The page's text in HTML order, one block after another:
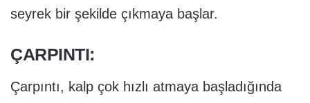
seyrek bir şekilde çıkmaya başlar.
ÇARPINTI:
Çarpıntı, kalp çok hızlı atmaya başladığında